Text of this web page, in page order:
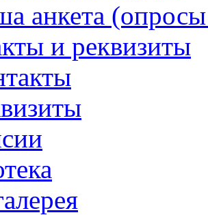
анкета (опросы
и реквизиты